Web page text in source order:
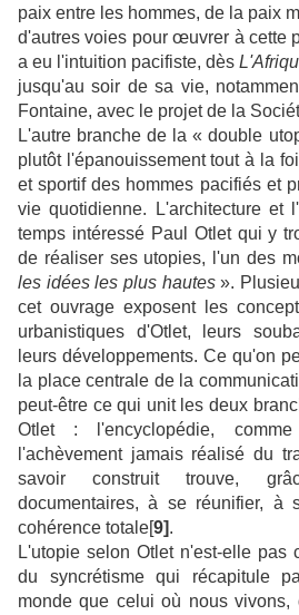
paix entre les hommes, de la paix
d'autres voies pour œuvrer à cette
a eu l'intuition pacifiste, dès
jusqu'au soir de sa vie,
Fontaine, avec le projet de la
L'autre branche de la « double
plutôt l'épanouissement tout à la
et sportif des hommes pacifiés et
vie quotidienne. L'architecture et
temps intéressé Paul Otlet qui y
de réaliser ses utopies, l'un des
les idées les plus hautes».
cet ouvrage exposent les
urbanistiques d'Otlet, leurs
leurs développements. Ce qu'on
la place centrale de la
peut-être ce qui unit les deux
Otlet : l'encyclopédie,
l'achèvement jamais réalisé du
savoir construit trouve,
documentaires, à se réunifier, à
cohérence totale[9].
L'utopie selon Otlet n'est-elle pas
du syncrétisme qui récapitule
monde que celui où nous vivons,